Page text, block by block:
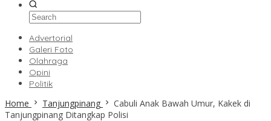
Advertorial
Galeri Foto
Olahraga
Opini
Politik
Home Tanjungpinang
Cabuli Anak Bawah Umur, Kakek di
Tanjungpinang Ditangkap Polisi